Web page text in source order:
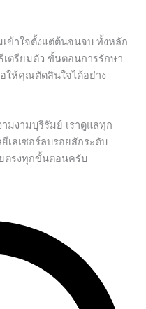
ตรียมตัว ขั้นตอนการรักษา
งามบุรีรัมย์ เราดูแลทุก
ลเซอร์ลบรอยสักระดับ